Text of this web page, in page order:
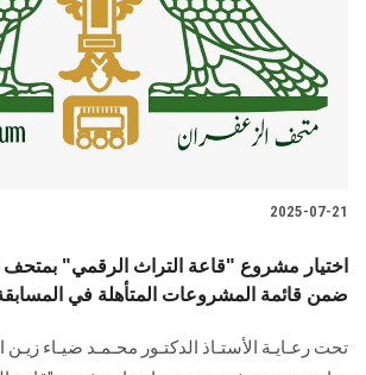
2025-07-21
ضمن قائمة المشروعات المتأهلة في المسابقة
تحت رعـايـة الأستـاذ الدكتـور محـمـد ضيـاء زيـن